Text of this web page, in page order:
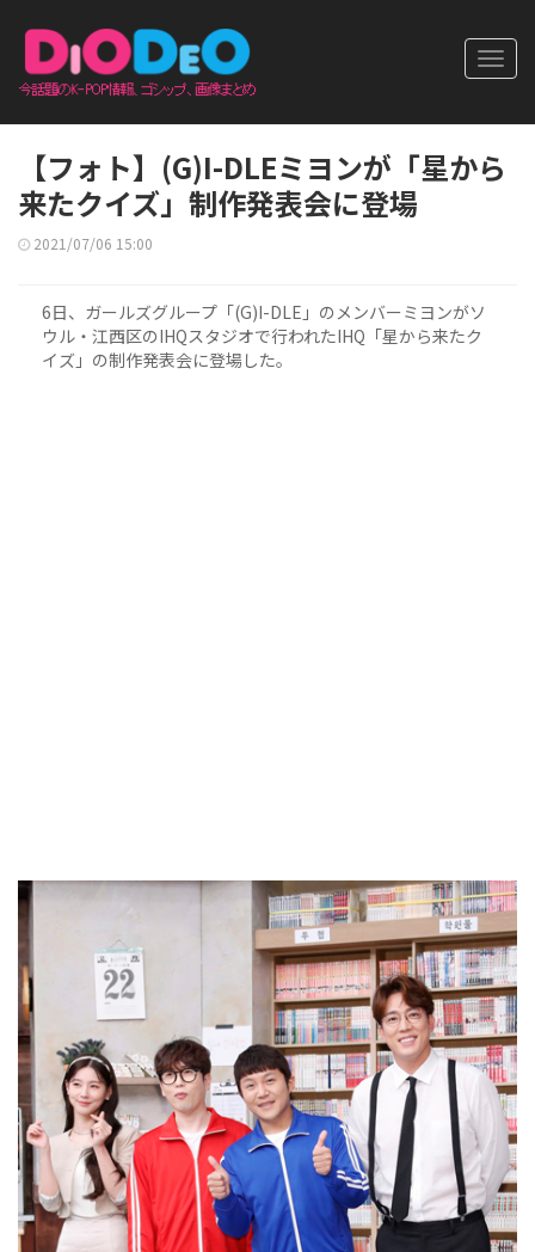
【フォト】(G)I-DLEミヨンが「星から
来たクイズ」制作発表会に登場
2021/07/06 15:00
6日、ガールズグループ「(G)I-DLE」のメンバーミヨンがソ
ウル・江西区のIHQスタジオで行われたIHQ「星から来たク
イズ」の制作発表会に登場した。